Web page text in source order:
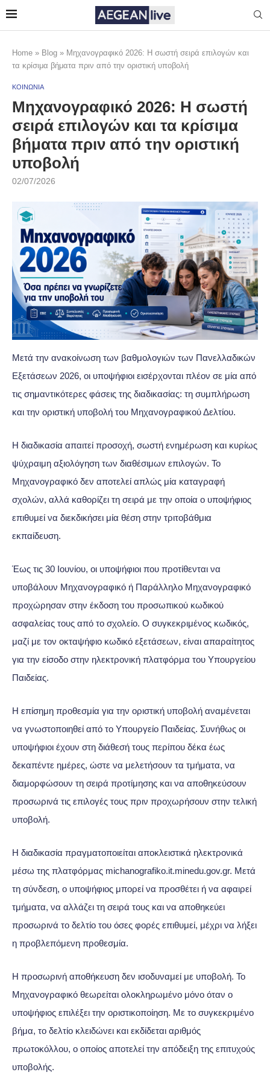
Home » Blog » Μηχανογραφικό 2026: Η σωστή σειρά επιλογών και
τα κρίσιμα βήματα πριν από την οριστική υποβολή
ΚΟΙΝΩΝΙΑ
Μηχανογραφικό 2026: Η σωστή
σειρά επιλογών και τα κρίσιμα
βήματα πριν από την οριστική
υποβολή
02/07/2026
Μετά την ανακοίνωση των βαθμολογιών των Πανελλαδικών
Εξετάσεων 2026, οι υποψήφιοι εισέρχονται πλέον σε μία από
τις σημαντικότερες φάσεις της διαδικασίας: τη συμπλήρωση
και την οριστική υποβολή του Μηχανογραφικού Δελτίου.
Η διαδικασία απαιτεί προσοχή, σωστή ενημέρωση και κυρίως
ψύχραιμη αξιολόγηση των διαθέσιμων επιλογών. Το
Μηχανογραφικό δεν αποτελεί απλώς μία καταγραφή
σχολών, αλλά καθορίζει τη σειρά με την οποία ο υποψήφιος
επιθυμεί να διεκδικήσει μία θέση στην τριτοβάθμια
εκπαίδευση.
Έως τις 30 Ιουνίου, οι υποψήφιοι που προτίθενται να
υποβάλουν Μηχανογραφικό ή Παράλληλο Μηχανογραφικό
προχώρησαν στην έκδοση του προσωπικού κωδικού
ασφαλείας τους από το σχολείο. Ο συγκεκριμένος κωδικός,
μαζί με τον οκταψήφιο κωδικό εξετάσεων, είναι απαραίτητος
για την είσοδο στην ηλεκτρονική πλατφόρμα του Υπουργείου
Παιδείας.
Η επίσημη προθεσμία για την οριστική υποβολή αναμένεται
να γνωστοποιηθεί από το Υπουργείο Παιδείας. Συνήθως οι
υποψήφιοι έχουν στη διάθεσή τους περίπου δέκα έως
δεκαπέντε ημέρες, ώστε να μελετήσουν τα τμήματα, να
διαμορφώσουν τη σειρά προτίμησης και να αποθηκεύσουν
προσωρινά τις επιλογές τους πριν προχωρήσουν στην τελική
υποβολή.
Η διαδικασία πραγματοποιείται αποκλειστικά ηλεκτρονικά
μέσω της πλατφόρμας michanografiko.it.minedu.gov.gr. Μετά
τη σύνδεση, ο υποψήφιος μπορεί να προσθέτει ή να αφαιρεί
τμήματα, να αλλάζει τη σειρά τους και να αποθηκεύει
προσωρινά το δελτίο του όσες φορές επιθυμεί, μέχρι να λήξει
η προβλεπόμενη προθεσμία.
Η προσωρινή αποθήκευση δεν ισοδυναμεί με υποβολή. Το
Μηχανογραφικό θεωρείται ολοκληρωμένο μόνο όταν ο
υποψήφιος επιλέξει την οριστικοποίηση. Με το συγκεκριμένο
βήμα, το δελτίο κλειδώνει και εκδίδεται αριθμός
πρωτοκόλλου, ο οποίος αποτελεί την απόδειξη της επιτυχούς
υποβολής.